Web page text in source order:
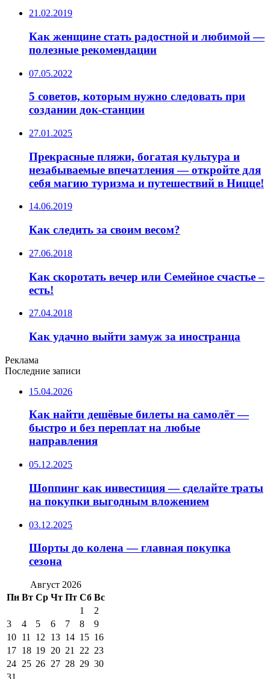
21.02.2019
Как женщине стать радостной и любимой —
полезные рекомендации
07.05.2022
5 советов, которым нужно следовать при
создании док-станции
27.01.2025
Прекрасные пляжи, богатая культура и
незабываемые впечатления — откройте для
себя магию туризма и путешествий в Ницце!
14.06.2019
Как следить за своим весом?
27.06.2018
Как скоротать вечер или Семейное счастье –
есть!
27.04.2018
Как удачно выйти замуж за иностранца
Реклама
Последние записи
15.04.2026
Как найти дешёвые билеты на самолёт —
быстро и без переплат на любые
направления
05.12.2025
Шоппинг как инвестиция — сделайте траты
на покупки выгодным вложением
03.12.2025
Шорты до колена — главная покупка
сезона
Август 2026
Пн Вт Ср Чт Пт Сб Вс
1
2
3
4 5 6 7 8
9
10 11 12 13 14 15 16
17 18 19 20 21 22 23
24 25 26 27 28 29 30
31